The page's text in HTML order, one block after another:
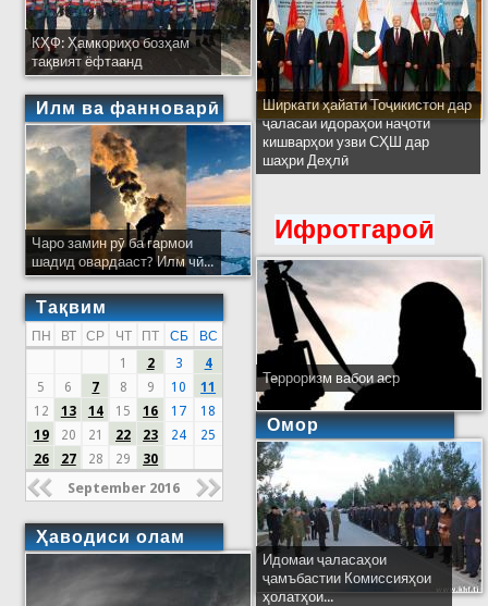
КҲФ: Ҳамкориҳо бозҳам
тақвият ёфтаанд
Илм ва фанноварӣ
Чаро замин рӯ ба гармои
шадид овардааст? Илм чӣ...
Тақвим
ПН ВТ СР ЧТ ПТ СБ
ВС
1
2 3
4
5
6 7 8 9 10
11
12
13 14 15 16 17
18
19
20 21 22 23 24
25
26
27 28 29 30
September 2016
Ҳаводиси олам
Ширкати ҳайати Тоҷикистон дар
ҷаласаи идораҳои наҷоти
кишварҳои узви СҲШ дар
шаҳри Деҳлӣ
Ифротгароӣ
Терроризм вабои аср
Омор
Идомаи ҷаласаҳои
ҷамъбастии Комиссияҳои
ҳолатҳои...